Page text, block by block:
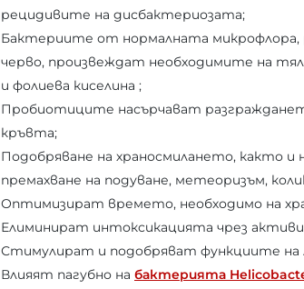
рецидивите на дисбактериозата;
Бактериите от нормалната
черво, произвеждат необходимите на
и фолиева киселина ;
Пробиотиците насърчават
кръвта;
Подобряване на храносмилането, както и
премахване на подуване, метеоризъм,
Оптимизират времето, необходимо на
Елиминират интоксикацията чрез
Стимулират и подобряват функциите на
Влияят пагубно на бактерията